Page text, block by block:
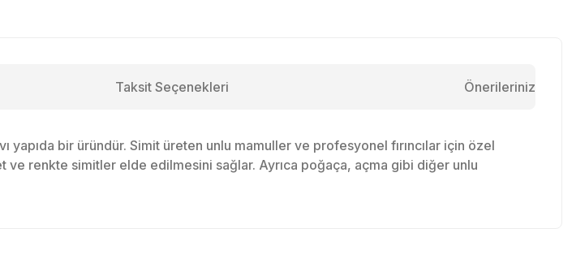
Taksit Seçenekleri Önerileriniz
bir üründür. Simit üreten unlu mamuller ve profesyonel fırıncılar için özel
renkte simitler elde edilmesini sağlar. Ayrıca poğaça, açma gibi diğer unlu